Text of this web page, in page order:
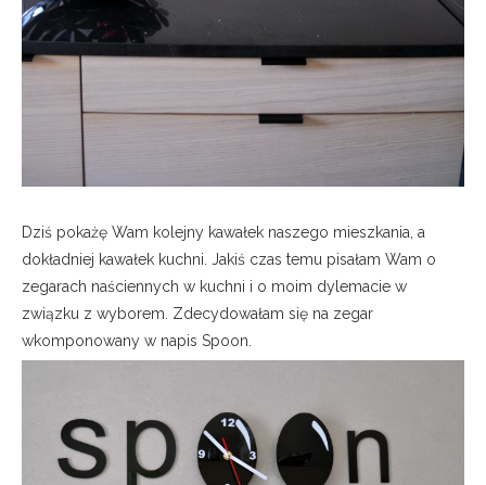
Dziś pokażę Wam kolejny kawałek naszego mieszkania, a
dokładniej kawałek kuchni. Jakiś czas temu pisałam Wam o
zegarach naściennych w kuchni i o moim dylemacie w
związku z wyborem. Zdecydowałam się na zegar
wkomponowany w napis Spoon.